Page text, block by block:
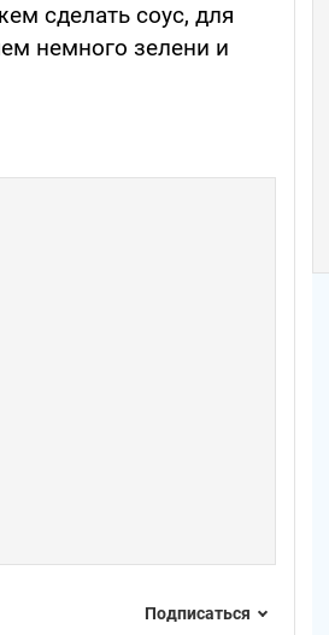
сделать соус, для
немного зелени и
Подписаться